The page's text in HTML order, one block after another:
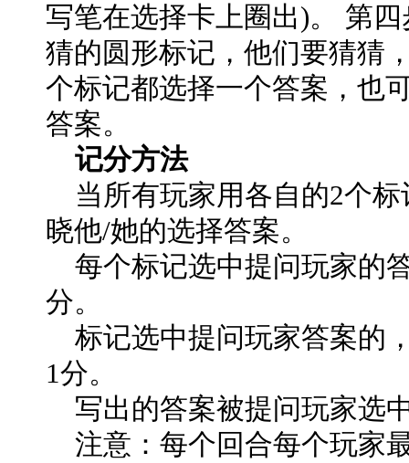
写笔在选择卡上圈出)。 第
猜的圆形标记，他们要猜猜
个标记都选择一个答案，也
答案。
记分方法
当所有玩家用各自的2个标
晓他/她的选择答案。
每个标记选中提问玩家的
分。
标记选中提问玩家答案的
1分。
写出的答案被提问玩家选
注意：每个回合每个玩家